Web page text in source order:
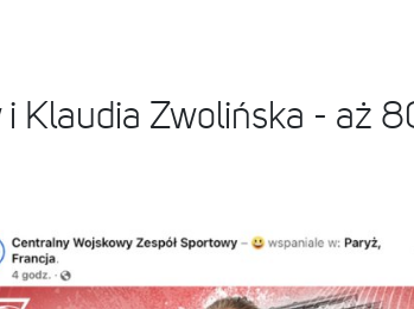
i Klaudia Zwolińska - aż